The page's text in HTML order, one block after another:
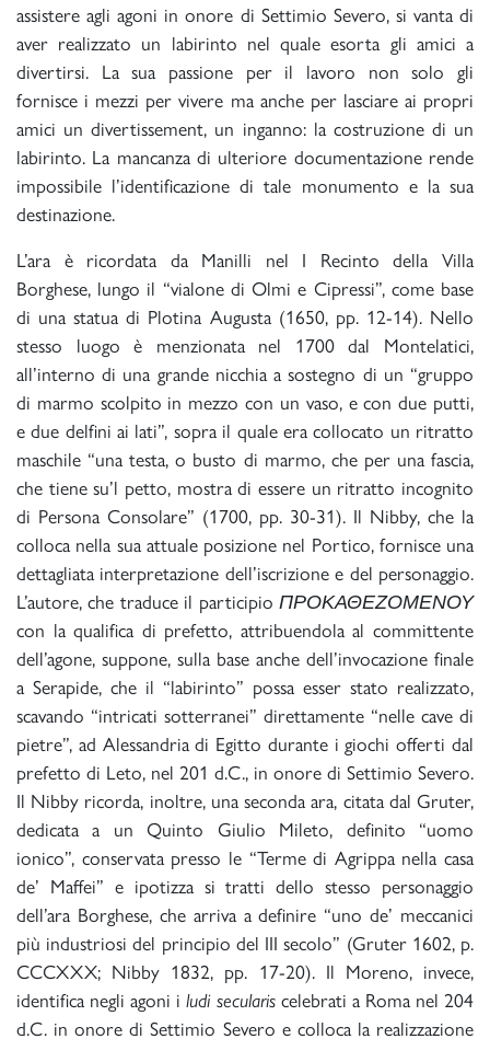
assistere agli agoni in onore di Settimio Severo, si vanta di
aver realizzato un labirinto nel quale esorta gli amici a
divertirsi. La sua passione per il lavoro non solo gli
fornisce i mezzi per vivere ma anche per lasciare ai propri
amici un divertissement, un inganno: la costruzione di un
labirinto. La mancanza di ulteriore documentazione rende
impossibile l’identificazione di tale monumento e la sua
destinazione.
L’ara è ricordata da Manilli nel I Recinto della Villa
Borghese, lungo il “vialone di Olmi e Cipressi”, come base
di una statua di Plotina Augusta (1650, pp. 12-14). Nello
stesso luogo è menzionata nel 1700 dal Montelatici,
all’interno di una grande nicchia a sostegno di un “gruppo
di marmo scolpito in mezzo con un vaso, e con due putti,
e due delfini ai lati”, sopra il quale era collocato un ritratto
maschile “una testa, o busto di marmo, che per una fascia,
che tiene su’l petto, mostra di essere un ritratto incognito
di Persona Consolare” (1700, pp. 30-31). Il Nibby, che la
colloca nella sua attuale posizione nel Portico, fornisce una
dettagliata interpretazione dell’iscrizione e del personaggio.
L’autore, che traduce il participio ΠΡΟΚΑΘΕΖΟΜΕΝΟΥ
con la qualifica di prefetto, attribuendola al committente
dell’agone, suppone, sulla base anche dell’invocazione finale
a Serapide, che il “labirinto” possa esser stato realizzato,
scavando “intricati sotterranei” direttamente “nelle cave di
pietre”, ad Alessandria di Egitto durante i giochi offerti dal
prefetto di Leto, nel 201 d.C., in onore di Settimio Severo.
Il Nibby ricorda, inoltre, una seconda ara, citata dal Gruter,
dedicata a un Quinto Giulio Mileto, definito “uomo
ionico”, conservata presso le “Terme di Agrippa nella casa
de’ Maffei” e ipotizza si tratti dello stesso personaggio
dell’ara Borghese, che arriva a definire “uno de’ meccanici
più industriosi del principio del III secolo” (Gruter 1602, p.
CCCXXX; Nibby 1832, pp. 17-20). Il Moreno, invece,
identifica negli agoni iludi seculariscelebrati a Roma nel 204
d.C. in onore di Settimio Severo e colloca la realizzazione